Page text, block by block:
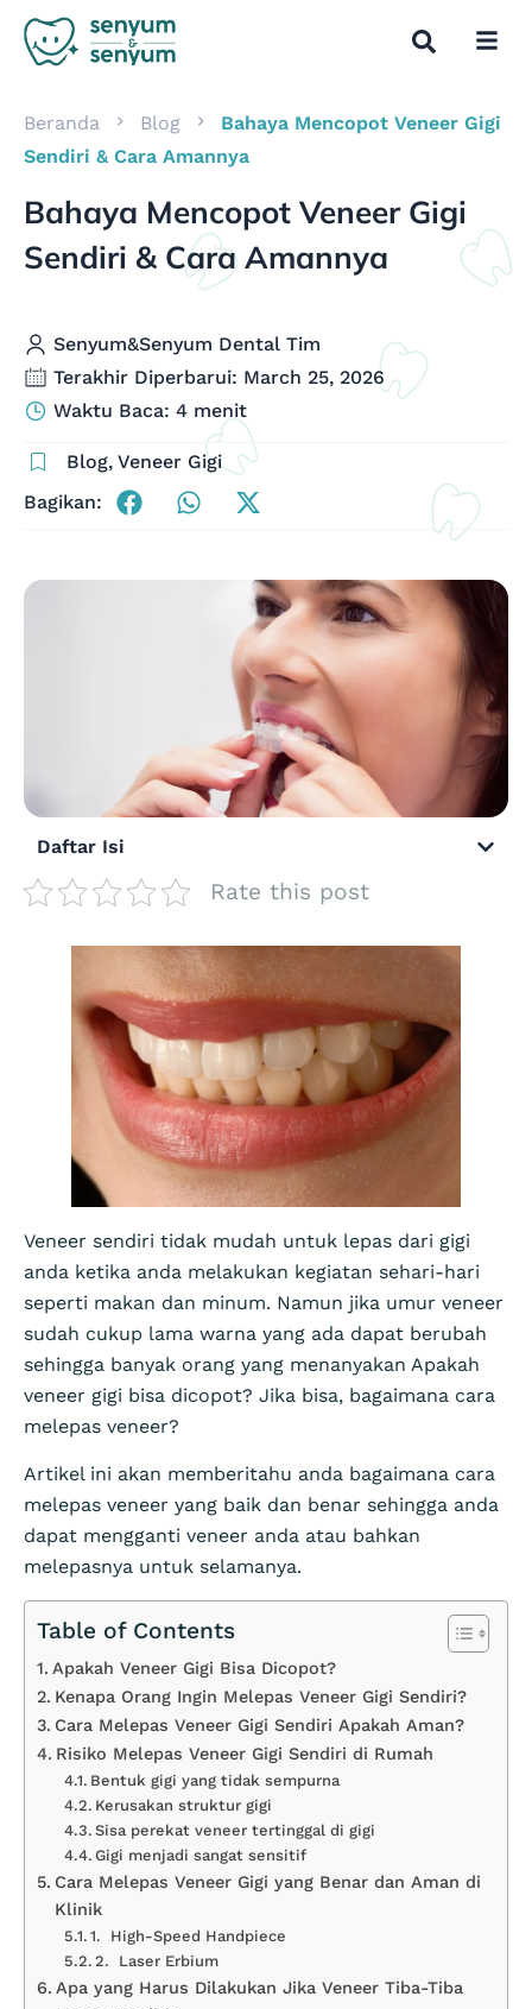
Beranda Blog
Bahaya Mencopot Veneer Gigi
Sendiri & Cara Amannya
Bahaya Mencopot Veneer Gigi
Sendiri & Cara Amannya
Senyum&Senyum Dental Tim
Terakhir Diperbarui: March 25, 2026
Waktu Baca: 4 menit
Blog, Veneer Gigi
Bagikan:
Daftar Isi
Rate this post
Veneer sendiri tidak mudah untuk lepas dari gigi
anda ketika anda melakukan kegiatan sehari-hari
seperti makan dan minum. Namun jika umur veneer
sudah cukup lama warna yang ada dapat berubah
sehingga banyak orang yang menanyakan Apakah
veneer gigi bisa dicopot? Jika bisa, bagaimana cara
melepas veneer?
Artikel ini akan memberitahu anda bagaimana cara
melepas veneer yang baik dan benar sehingga anda
dapat mengganti veneer anda atau bahkan
melepasnya untuk selamanya.
Table of Contents
Apakah Veneer Gigi Bisa Dicopot?
Kenapa Orang Ingin Melepas Veneer Gigi Sendiri?
Cara Melepas Veneer Gigi Sendiri Apakah Aman?
Risiko Melepas Veneer Gigi Sendiri di Rumah
Bentuk gigi yang tidak sempurna
Kerusakan struktur gigi
Sisa perekat veneer tertinggal di gigi
Gigi menjadi sangat sensitif
Cara Melepas Veneer Gigi yang Benar dan Aman di
Klinik
1. High-Speed Handpiece
2. Laser Erbium
Apa yang Harus Dilakukan Jika Veneer Tiba-Tiba